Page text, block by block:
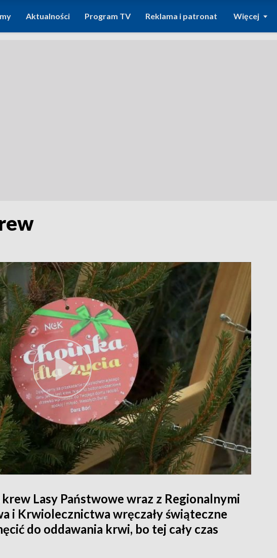
Aktualności Program TV Reklama i patronat Więcej
Lasy Państwowe wraz z Regionalnymi
i Krwiolecznictwa wręczały świąteczne
do oddawania krwi, bo tej cały czas